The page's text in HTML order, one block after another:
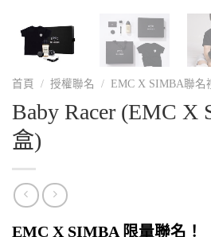
首頁 / 授權聯名 / EMC X SIMBA聯名
Baby Racer (EMC
盒)
EMC X SIMBA 限量聯名！